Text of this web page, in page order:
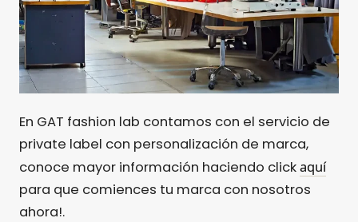
En GAT fashion lab contamos con el servicio de
private label con personalización de marca,
conoce mayor información haciendo clickaquí
para que comiences tu marca con nosotros
ahora!.